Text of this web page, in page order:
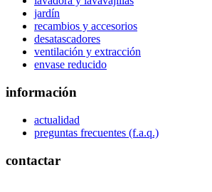
jardín
recambios y accesorios
desatascadores
ventilación y extracción
envase reducido
información
actualidad
preguntas frecuentes (f.a.q.)
contactar